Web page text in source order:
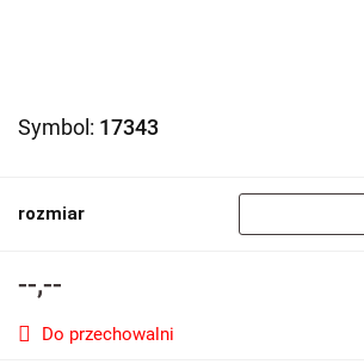
Symbol: 17343
rozmiar
--,--
Do przechowalni